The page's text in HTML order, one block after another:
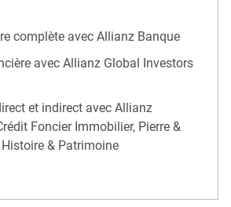
complète avec Allianz Banque
avec Allianz Global Investors
et indirect avec Allianz
Foncier Immobilier, Pierre &
& Patrimoine